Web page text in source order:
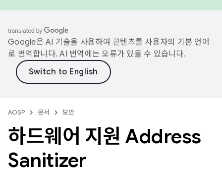
Google은 AI 기술을 사용하여 콘텐츠를 사용자의 기본 언어
로 번역합니다. AI 번역에는 오류가 있을 수 있습니다.
AOSP 문서 보안
하드웨어 지원 Address
Sanitizer